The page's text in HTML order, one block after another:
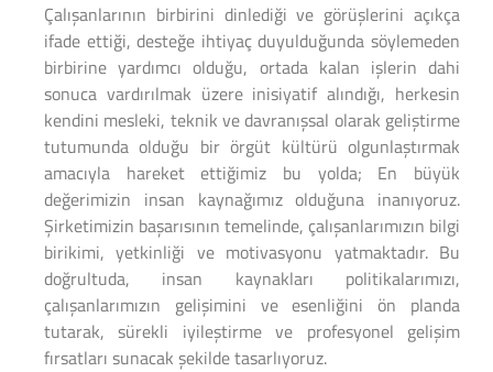
Çalışanlarının birbirini dinlediği ve görüşlerini açıkça
ifade ettiği, desteğe ihtiyaç duyulduğunda söylemeden
birbirine yardımcı olduğu, ortada kalan işlerin dahi
sonuca vardırılmak üzere inisiyatif alındığı, herkesin
kendini mesleki, teknik ve davranışsal olarak geliştirme
tutumunda olduğu bir örgüt kültürü olgunlaştırmak
amacıyla hareket ettiğimiz bu yolda; En büyük
değerimizin insan kaynağımız olduğuna inanıyoruz.
Şirketimizin başarısının temelinde, çalışanlarımızın bilgi
birikimi, yetkinliği ve motivasyonu yatmaktadır. Bu
doğrultuda, insan kaynakları politikalarımızı,
çalışanlarımızın gelişimini ve esenliğini ön planda
tutarak, sürekli iyileştirme ve profesyonel gelişim
fırsatları sunacak şekilde tasarlıyoruz.